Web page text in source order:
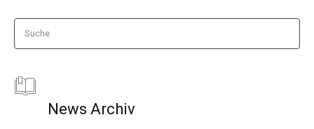
Suche
News Archiv